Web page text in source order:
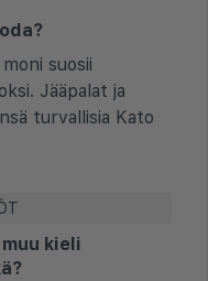
suosii
Jääpalat ja
turvallisia Kato
kieli